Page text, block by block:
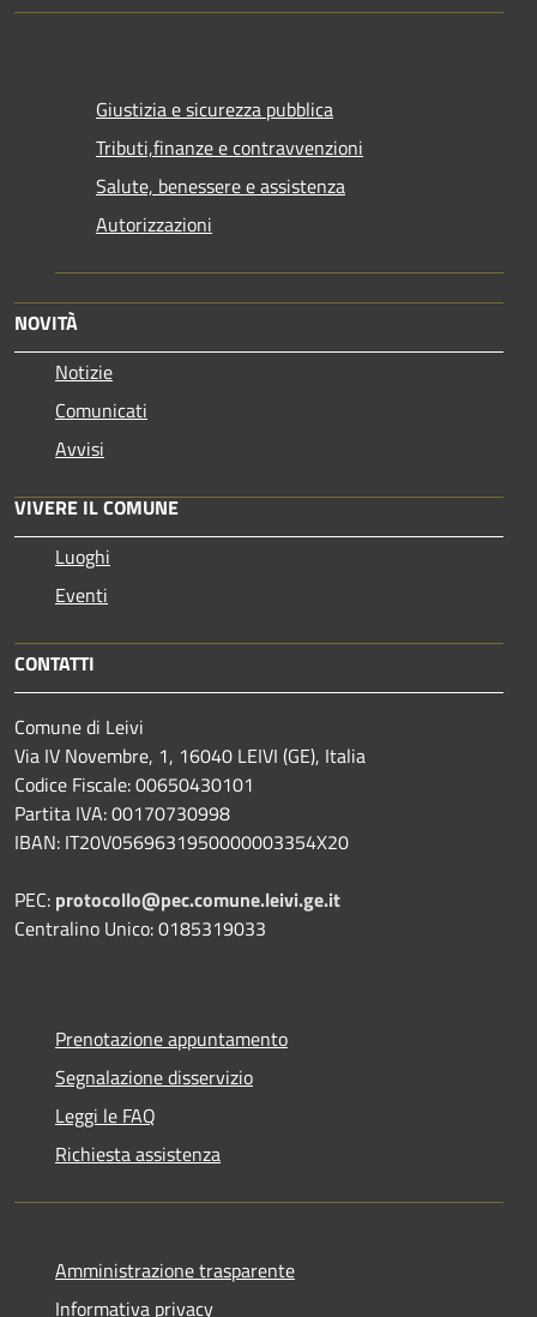
Giustizia e sicurezza pubblica
Tributi,finanze e contravvenzioni
Salute, benessere e assistenza
Autorizzazioni
NOVITÀ
Notizie
Comunicati
Avvisi
VIVERE IL COMUNE
Luoghi
Eventi
CONTATTI
Comune di Leivi
Via IV Novembre, 1, 16040 LEIVI (GE), Italia
Codice Fiscale: 00650430101
Partita IVA: 00170730998
IBAN: IT20V0569631950000003354X20
PEC: protocollo@pec.comune.leivi.ge.it
Centralino Unico: 0185319033
Prenotazione appuntamento
Segnalazione disservizio
Leggi le FAQ
Richiesta assistenza
Amministrazione trasparente
Informativa privacy